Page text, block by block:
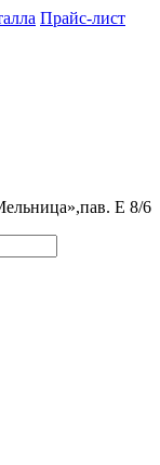
Прайс-лист
Е 8/6